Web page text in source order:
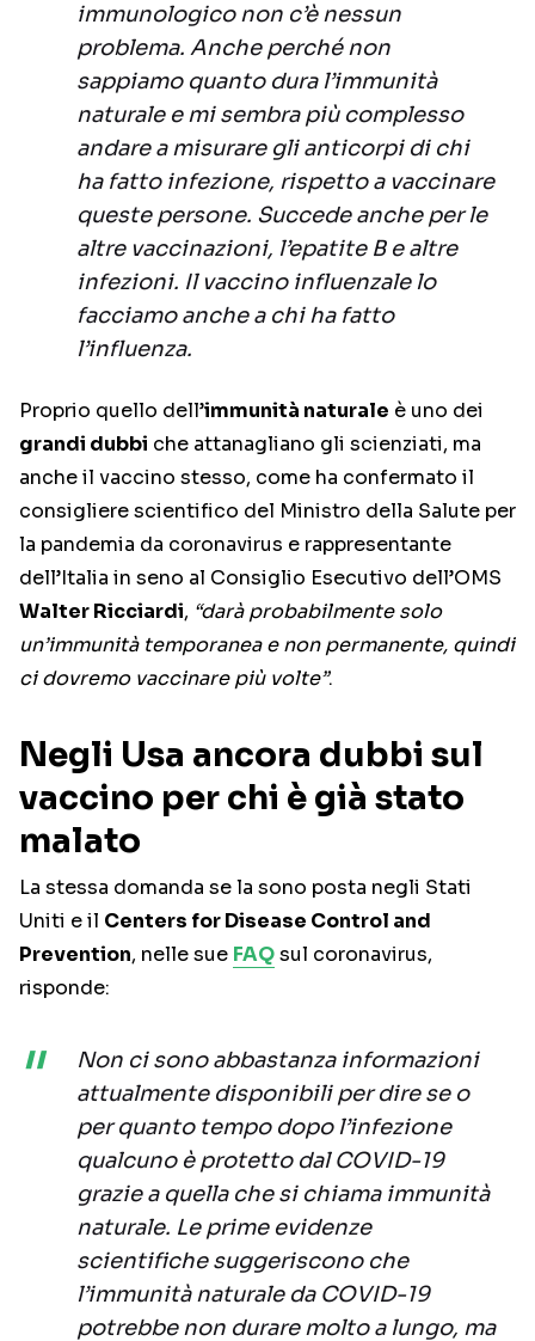
immunologico non c’è nessun
problema. Anche perché non
sappiamo quanto dura l’immunità
naturale e mi sembra più complesso
andare a misurare gli anticorpi di chi
ha fatto infezione, rispetto a vaccinare
queste persone. Succede anche per le
altre vaccinazioni, l’epatite B e altre
infezioni. Il vaccino influenzale lo
facciamo anche a chi ha fatto
l’influenza.
Proprio quello dell’immunità naturale è uno dei
grandi dubbi che attanagliano gli scienziati, ma
anche il vaccino stesso, come ha confermato il
consigliere scientifico del Ministro della Salute per
la pandemia da coronavirus e rappresentante
dell’Italia in seno al Consiglio Esecutivo dell’OMS
Walter Ricciardi, “darà probabilmente solo
un’immunità temporanea e non permanente, quindi
ci dovremo vaccinare più volte”.
Negli Usa ancora dubbi sul
vaccino per chi è già stato
malato
La stessa domanda se la sono posta negli Stati
Uniti e il Centers for Disease Control and
Prevention, nelle sue FAQsul coronavirus,
risponde:
Non ci sono abbastanza informazioni
attualmente disponibili per dire se o
per quanto tempo dopo l’infezione
qualcuno è protetto dal COVID-19
grazie a quella che si chiama immunità
naturale. Le prime evidenze
scientifiche suggeriscono che
l’immunità naturale da COVID-19
potrebbe non durare molto a lungo, ma